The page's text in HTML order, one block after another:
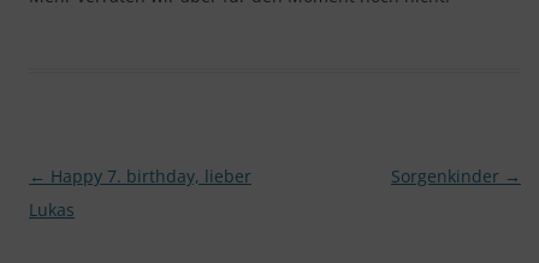
Beitragsnavigation
← Happy 7. birthday, lieber
Lukas
Sorgenkinder →